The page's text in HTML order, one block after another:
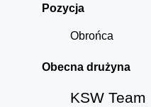
Pozycja
Obrońca
Obecna drużyna
KSW Team